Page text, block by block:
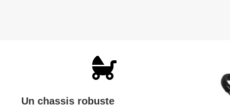

Un chassis robuste